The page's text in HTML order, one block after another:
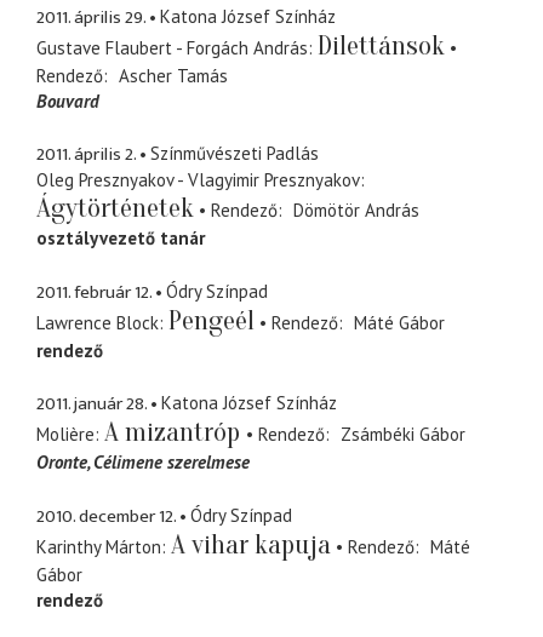
2011. április 29.
Katona József Színház
Gustave Flaubert - Forgách András Dilettánsok
Rendező
Ascher Tamás
Bouvard
2011. április 2.
Színművészeti Padlás
Oleg Presznyakov - Vlagyimir Presznyakov
Ágytörténetek Rendező
Dömötör András
osztályvezető tanár
2011. február 12.
Ódry Színpad
Lawrence Block Pengeél Rendező
Máté Gábor
rendező
2011. január 28.
Katona József Színház
Molière A mizantróp Rendező
Zsámbéki Gábor
Oronte Célimene szerelmese
2010. december 12.
Ódry Színpad
Karinthy Márton A vihar kapuja Rendező
Máté
Gábor
rendező